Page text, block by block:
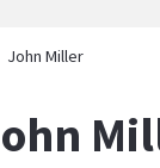
John Miller